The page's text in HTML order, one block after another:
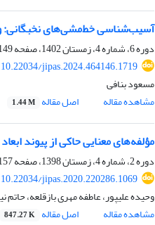
آسیب‌شناسی خط‌مشی‌های نخبگانی:
دوره 6، شماره 4، زمستان 1402، صفحه
176
10.22034/jipas.2024.464146.1719
مسعود بنافی
مشاهده مقاله
اصل مقاله 1.44 M
مؤلفه‌های معنایی حاکی از پیوند
دوره 2، شماره 4، زمستان 1398، صفحه
173
10.22034/jipas.2020.220286.1069
وحیده علیپور، عاطفه مهری بازقلعه، حاتم
مشاهده مقاله
اصل مقاله 847.27 K